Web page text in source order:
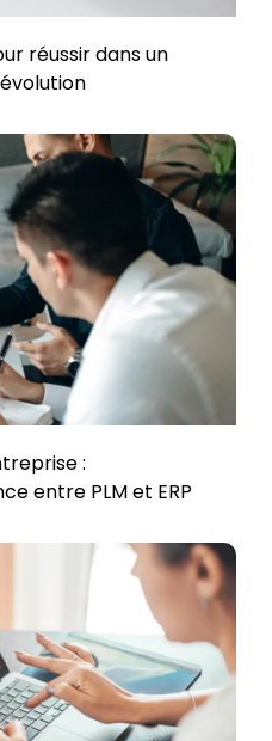
réussir dans un
:
entre PLM et ERP